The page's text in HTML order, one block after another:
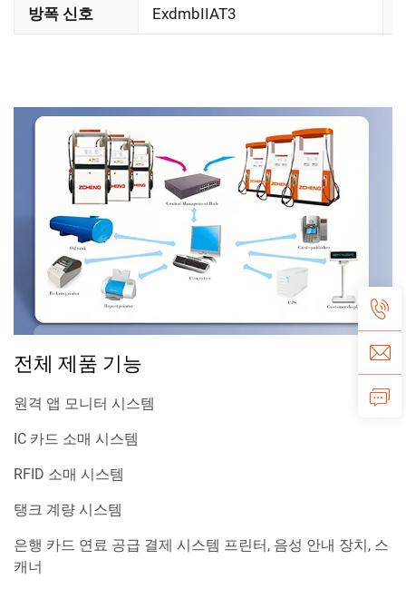
방폭 신호 ExdmbIIAT3
전체 제품 기능
원격 앱 모니터 시스템
IC 카드 소매 시스템
RFID 소매 시스템
탱크 계량 시스템
은행 카드 연료 공급 결제 시스템 프린터, 음성 안내 장치, 스
캐너